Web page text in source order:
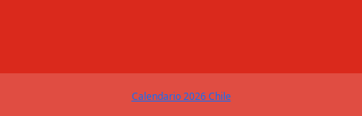
Calendario 2026 Chile